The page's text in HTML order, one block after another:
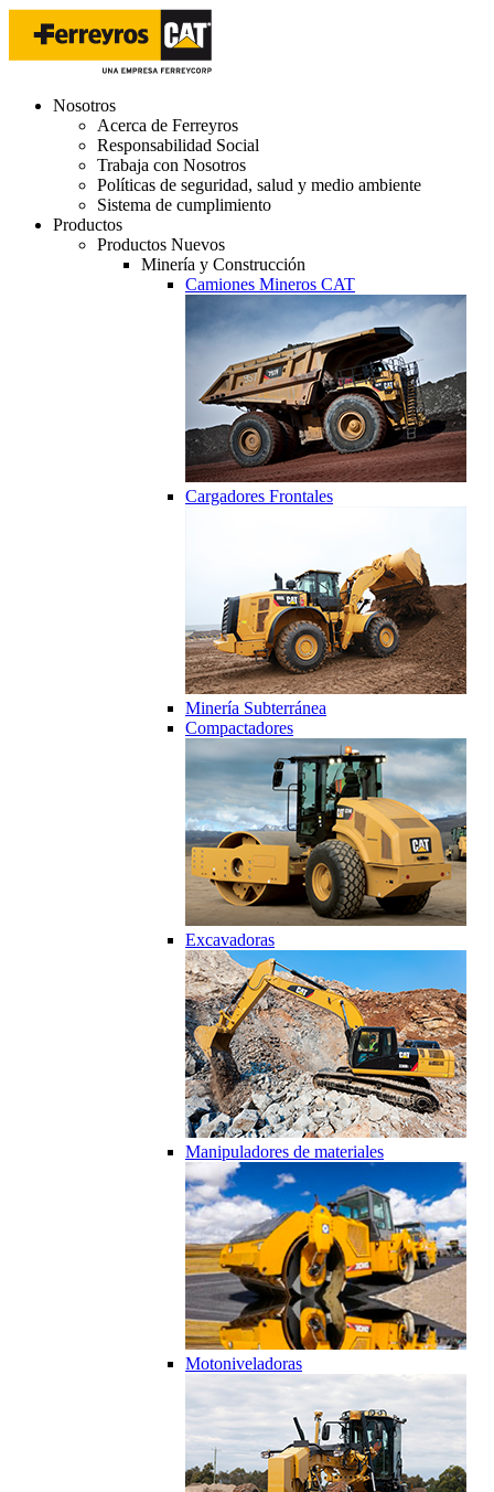
Nosotros
Acerca de Ferreyros
Responsabilidad Social
Trabaja con Nosotros
Políticas de seguridad, salud y medio ambiente
Sistema de cumplimiento
Productos
Productos Nuevos
Minería y Construcción
Camiones Mineros CAT
Cargadores Frontales
Minería Subterránea
Compactadores
Excavadoras
Manipuladores de materiales
Motoniveladoras